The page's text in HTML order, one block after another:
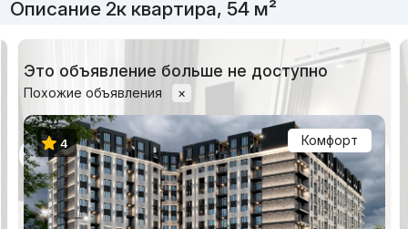
Описание 2к квартира, 54 м²
Это объявление больше не доступно
Похожие объявления ×
Комфорт
4